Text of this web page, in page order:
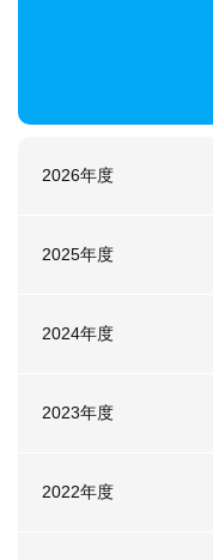
2026年度
2025年度
2024年度
2023年度
2022年度